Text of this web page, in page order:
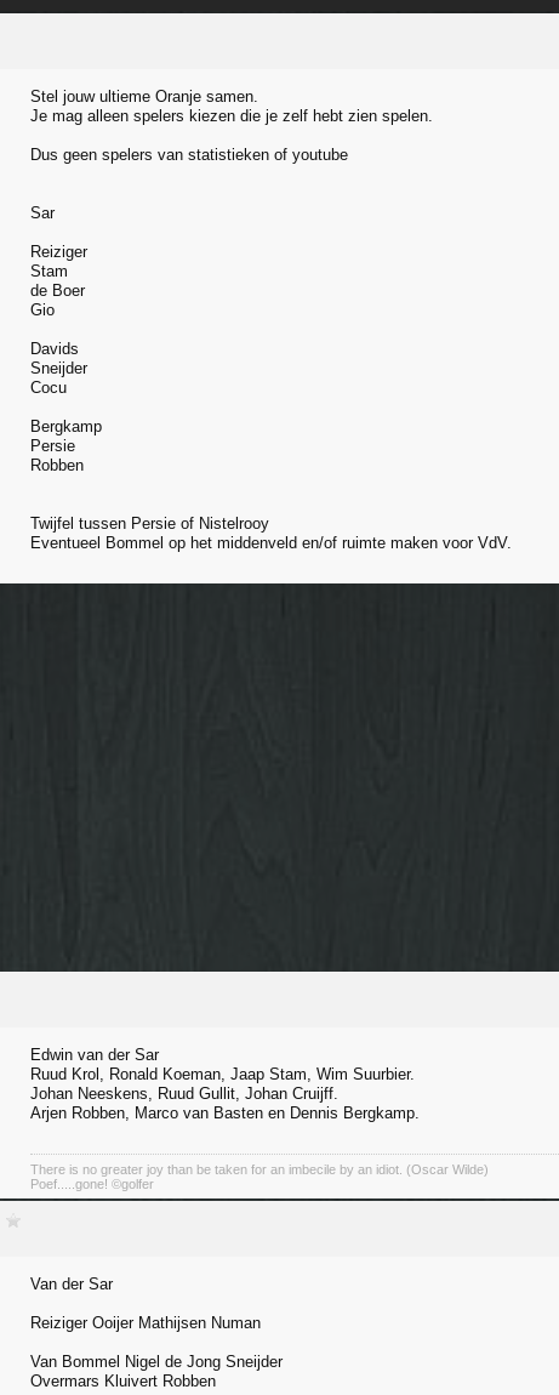
Stel jouw ultieme Oranje samen.
Je mag alleen spelers kiezen die je zelf hebt zien spelen.
Dus geen spelers van statistieken of youtube
Sar
Reiziger
Stam
de Boer
Gio
Davids
Sneijder
Cocu
Bergkamp
Persie
Robben
Twijfel tussen Persie of Nistelrooy
Eventueel Bommel op het middenveld en/of ruimte maken voor VdV.
Edwin van der Sar
Ruud Krol, Ronald Koeman, Jaap Stam, Wim Suurbier.
Johan Neeskens, Ruud Gullit, Johan Cruijff.
Arjen Robben, Marco van Basten en Dennis Bergkamp.
There is no greater joy than be taken for an imbecile by an idiot. (Oscar Wilde)
Poef.....gone! ©golfer
Van der Sar
Reiziger Ooijer Mathijsen Numan
Van Bommel Nigel de Jong Sneijder
Overmars Kluivert Robben